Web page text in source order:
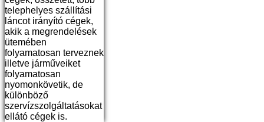
telephelyes szállítási
láncot irányító cégek,
akik a megrendelések
ütemében
folyamatosan terveznek
illetve járműveiket
folyamatosan
nyomonkövetik, de
különböző
szervízszolgáltatásokat
ellátó cégek is.